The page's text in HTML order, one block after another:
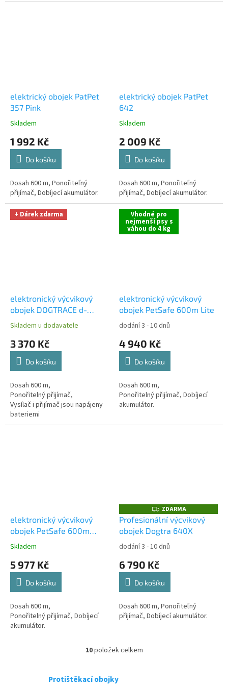
elektrický obojek PatPet
357 Pink
Skladem
1 992 Kč
Do košíku
Dosah 600 m, Ponořiteľný
přijímač, Dobíjecí akumulátor.
elektrický obojek PatPet
642
Skladem
2 009 Kč
Do košíku
Dosah 600 m, Ponořiteľný
přijímač, Dobíjecí akumulátor.
+ Dárek zdarma
elektronický výcvikový
obojek DOGTRACE d-
control 600 + Záruka
roky
Skladem u dodavatele
3 370 Kč
Do košíku
Dosah 600 m,
Ponořitelný přijímač,
Vysílač i přijímač jsou napájeny
bateriemi
Vhodné pro
nejmenší psy s
váhou do 4 kg
elektronický výcvikový
obojek PetSafe 600m Lite
dodání 3 - 10 dnů
4 940 Kč
Do košíku
Dosah 600 m,
Ponořitelný přijímač, Dobíjecí
akumulátor.
elektronický výcvikový
obojek PetSafe 600m
Standard
Skladem
5 977 Kč
Do košíku
Dosah 600 m,
Ponořitelný přijímač, Dobíjecí
akumulátor.
Z
D
A
R
M
A
ZDARMA
Profesionální výcvikový
obojek Dogtra 640X
dodání 3 - 10 dnů
6 790 Kč
Do košíku
Dosah 600 m, Ponořiteľný
přijímač, Dobíjecí akumulátor.
O
á
10položek celkem
Protištěkací obojky